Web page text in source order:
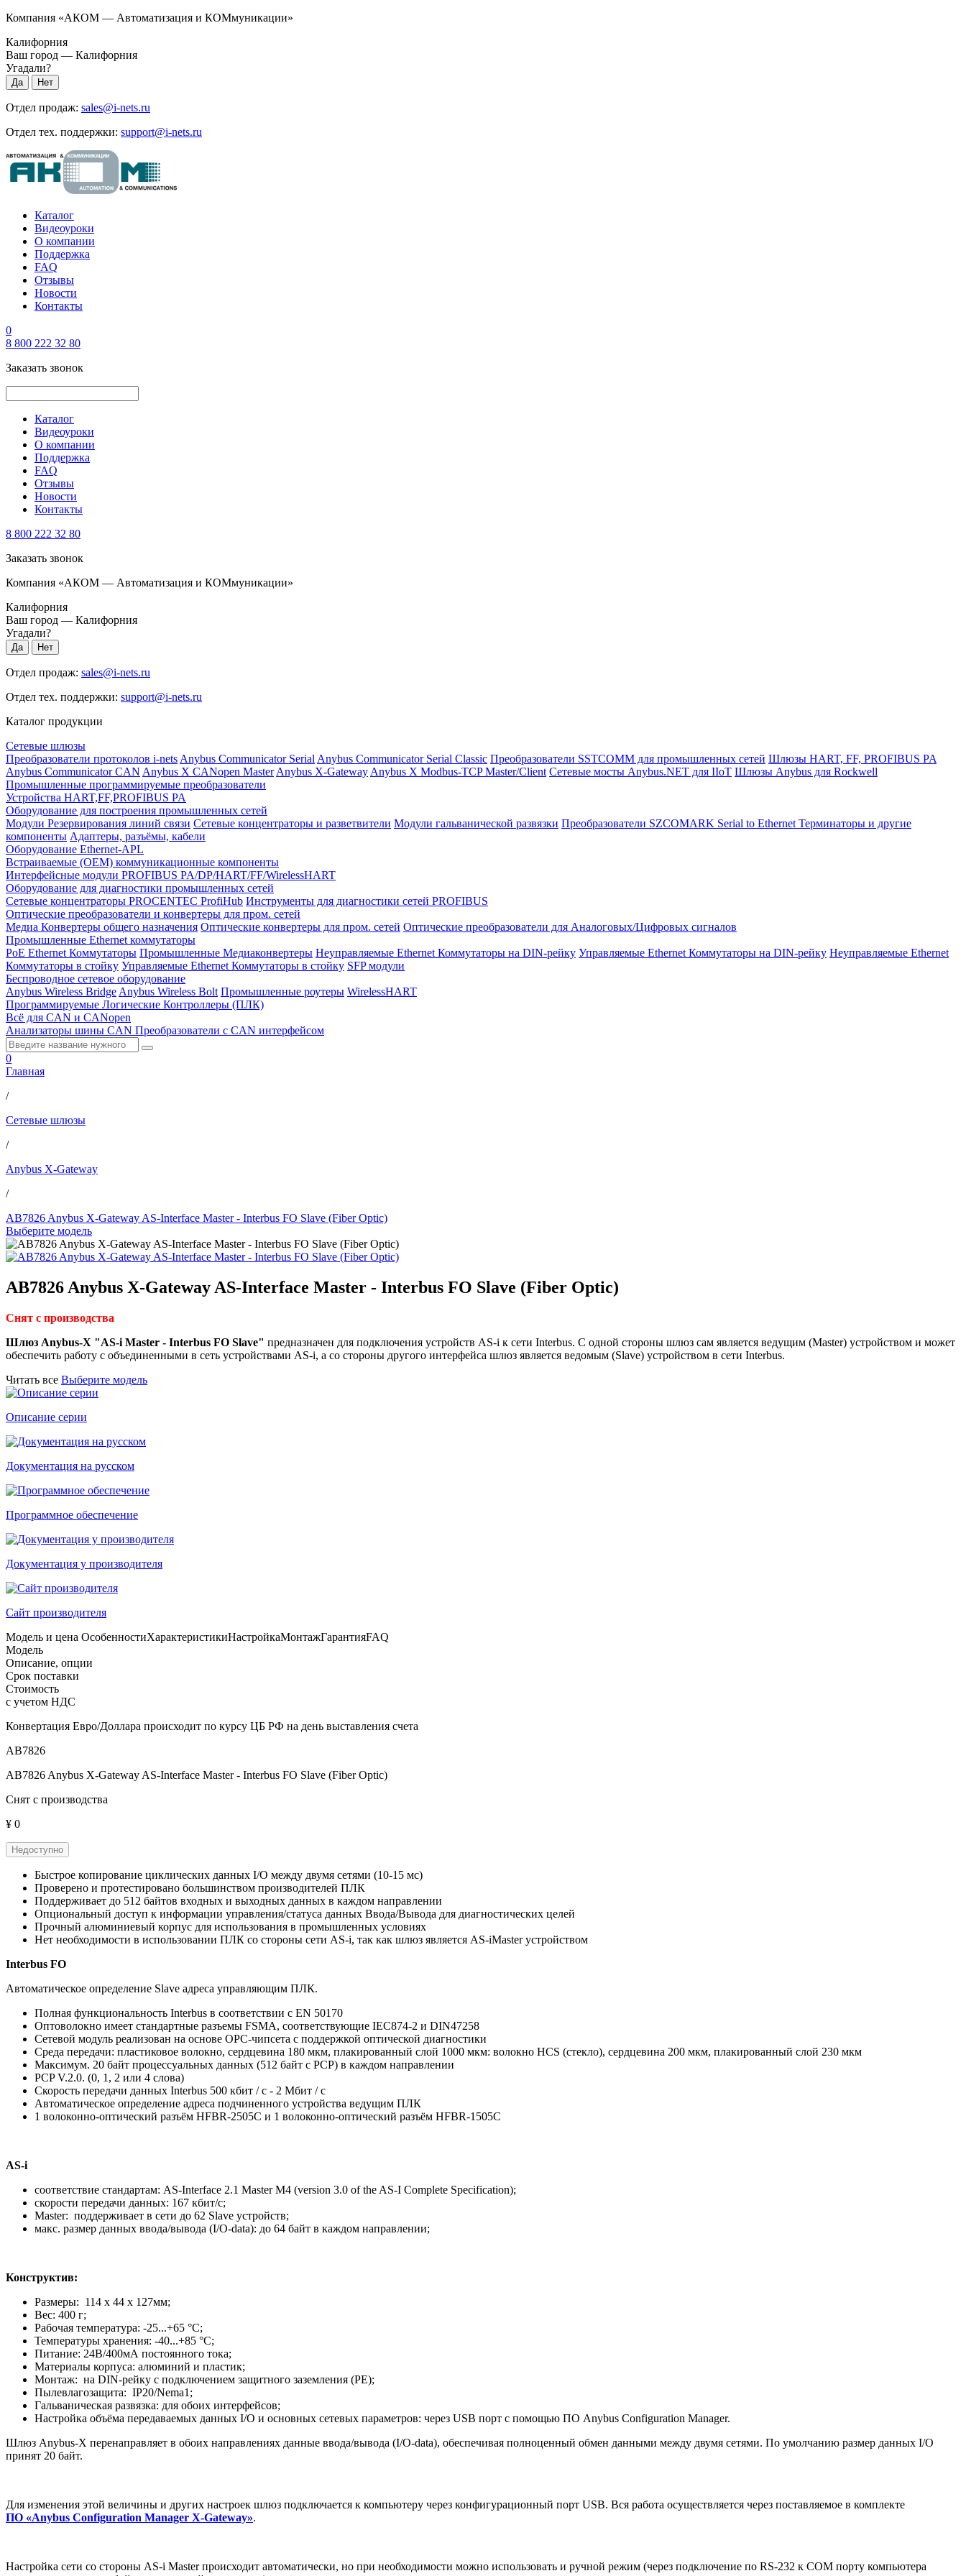
Компания «АКОМ — Автоматизация и КОМмуникации»
Калифорния
Ваш город — Калифорния
Угадали?
Отдел продаж: sales@i-nets.ru
Отдел тех. поддержки: support@i-nets.ru
Каталог
Видеоуроки
О компании
Поддержка
FAQ
Отзывы
Новости
Контакты
0
8 800 222 32 80
Заказать звонок
Каталог
Видеоуроки
О компании
Поддержка
FAQ
Отзывы
Новости
Контакты
8 800 222 32 80
Заказать звонок
Компания «АКОМ — Автоматизация и КОМмуникации»
Калифорния
Ваш город — Калифорния
Угадали?
Отдел продаж: sales@i-nets.ru
Отдел тех. поддержки: support@i-nets.ru
Каталог продукции
Сетевые шлюзы
Преобразователи протоколов i-nets Anybus Communicator Serial Anybus Communicator Serial Classic Преобразователи SSTCOMM для промышленных сетей Шлюзы HART, FF, PROFIBUS PA
Anybus Communicator CAN Anybus X CANopen Master Anybus X-Gateway Anybus X Modbus-TCP Master/Client Сетевые мосты Anybus.NET для IIoT Шлюзы Anybus для Rockwell
Промышленные программируемые преобразователи
Устройства HART,FF,PROFIBUS PA
Оборудование для построения промышленных сетей
Модули Резервирования линий связи Сетевые концентраторы и разветвители Модули гальванической развязки Преобразователи SZCOMARK Serial to Ethernet Терминаторы и другие
компоненты Адаптеры, разъёмы, кабели
Оборудование Ethernet-APL
Встраиваемые (OEM) коммуникационные компоненты
Интерфейсные модули PROFIBUS PA/DP/HART/FF/WirelessHART
Оборудование для диагностики промышленных сетей
Сетевые концентраторы PROCENTEC ProfiHub Инструменты для диагностики сетей PROFIBUS
Оптические преобразователи и конвертеры для пром. сетей
Медиа Конвертеры общего назначения Оптические конвертеры для пром. сетей Оптические преобразователи для Аналоговых/Цифровых сигналов
Промышленные Ethernet коммутаторы
PoE Ethernet Коммутаторы Промышленные Медиаконвертеры Неуправляемые Ethernet Коммутаторы на DIN-рейку Управляемые Ethernet Коммутаторы на DIN-рейку Неуправляемые Ethernet
Коммутаторы в стойку Управляемые Ethernet Коммутаторы в стойку SFP модули
Беспроводное сетевое оборудование
Anybus Wireless Bridge Anybus Wireless Bolt Промышленные роутеры WirelessHART
Программируемые Логические Контроллеры (ПЛК)
Всё для CAN и CANopen
Анализаторы шины CAN Преобразователи с CAN интерфейсом
0
Главная
/
Сетевые шлюзы
/
Anybus X-Gateway
/
AB7826 Anybus X-Gateway AS-Interface Master - Interbus FO Slave (Fiber Optic)
Выберите модель
AB7826 Anybus X-Gateway AS-Interface Master - Interbus FO Slave (Fiber Optic)
Снят с производства
Шлюз Anybus-X "AS-i Master - Interbus FO Slave" предназначен для подключения устройств AS-i к сети Interbus. С одной стороны шлюз сам является ведущим (Master) устройством и может
обеспечить работу с объединенными в сеть устройствами AS-i, а со стороны другого интерфейса шлюз является ведомым (Slave) устройством в сети Interbus.
Читать все Выберите модель
Описание серии
Документация на русском
Программное обеспечение
Документация у производителя
Сайт производителя
Модель и цена ОсобенностиХарактеристикиНастройкаМонтажГарантияFAQ
Модель
Описание, опции
Срок поставки
Стоимость
с учетом НДС
Конвертация Евро/Доллара происходит по курсу ЦБ РФ на день выставления счета
AB7826
AB7826 Anybus X-Gateway AS-Interface Master - Interbus FO Slave (Fiber Optic)
Снят с производства
¥ 0
Недоступно
Быстрое копирование циклических данных I/O между двумя сетями (10-15 мс)
Проверено и протестировано большинством производителей ПЛК
Поддерживает до 512 байтов входных и выходных данных в каждом направлении
Опциональный доступ к информации управления/статуса данных Ввода/Вывода для диагностических целей
Прочный алюминиевый корпус для использования в промышленных условиях
Нет необходимости в использовании ПЛК со стороны сети AS-i, так как шлюз является AS-iMaster устройством
Interbus FO
Автоматическое определение Slave адреса управляющим ПЛК.
Полная функциональность Interbus в соответствии с EN 50170
Оптоволокно имеет стандартные разъемы FSMA, соответствующие IEC874-2 и DIN47258
Сетевой модуль реализован на основе OPC-чипсета с поддержкой оптической диагностики
Среда передачи: пластиковое волокно, сердцевина 180 мкм, плакированный слой 1000 мкм: волокно HCS (стекло), сердцевина 200 мкм, плакированный слой 230 мкм
Максимум. 20 байт процессуальных данных (512 байт с PCP) в каждом направлении
PCP V.2.0. (0, 1, 2 или 4 слова)
Скорость передачи данных Interbus 500 кбит / с - 2 Мбит / с
Автоматическое определение адреса подчиненного устройства ведущим ПЛК
1 волоконно-оптический разъём HFBR-2505C и 1 волоконно-оптический разъём HFBR-1505C
AS-i
соответствие стандартам: AS-Interface 2.1 Master М4 (version 3.0 of the AS-I Complete Specification);
скорости передачи данных: 167 кбит/с;
Master: поддерживает в сети до 62 Slave устройств;
макс. размер данных ввода/вывода (I/O-data): до 64 байт в каждом направлении;
Конструктив:
Размеры: 114 x 44 x 127мм;
Вес: 400 г;
Рабочая температура: -25...+65 °C;
Температуры хранения: -40...+85 °C;
Питание: 24В/400мА постоянного тока;
Материалы корпуса: алюминий и пластик;
Монтаж: на DIN-рейку с подключением защитного заземления (РЕ);
Пылевлагозащита: IP20/Nema1;
Гальваническая развязка: для обоих интерфейсов;
Настройка объёма передаваемых данных I/O и основных сетевых параметров: через USB порт с помощью ПО Anybus Configuration Manager.
Шлюз Anybus-X перенаправляет в обоих направлениях данные ввода/вывода (I/O-data), обеспечивая полноценный обмен данными между двумя сетями. По умолчанию размер данных I/O
принят 20 байт.
Для изменения этой величины и других настроек шлюз подключается к компьютеру через конфигурационный порт USB. Вся работа осуществляется через поставляемое в комплекте
ПО «Anybus Configuration Manager X-Gateway».
Настройка сети со стороны AS-i Master происходит автоматически, но при необходимости можно использовать и ручной режим (через подключение по RS-232 к COM порту компьютера